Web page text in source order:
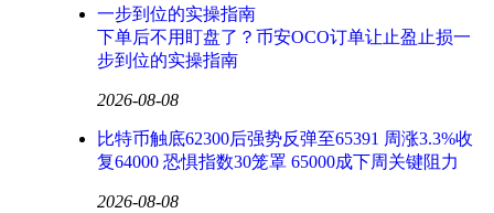
下单后不用盯盘了？币安OCO订单让止盈止损一
步到位的实操指南
2026-08-08
比特币触底62300后强势反弹至65391 周涨3.3%收
复64000 恐惧指数30笼罩 65000成下周关键阻力
2026-08-08